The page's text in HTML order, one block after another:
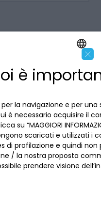
ENGLISH
×
è
la navigazione e per una
è necessario acquisire il
su “MAGGIORI
scaricati e utilizzati i
di profilazione e quindi non
/ la nostra proposta
prendere visione